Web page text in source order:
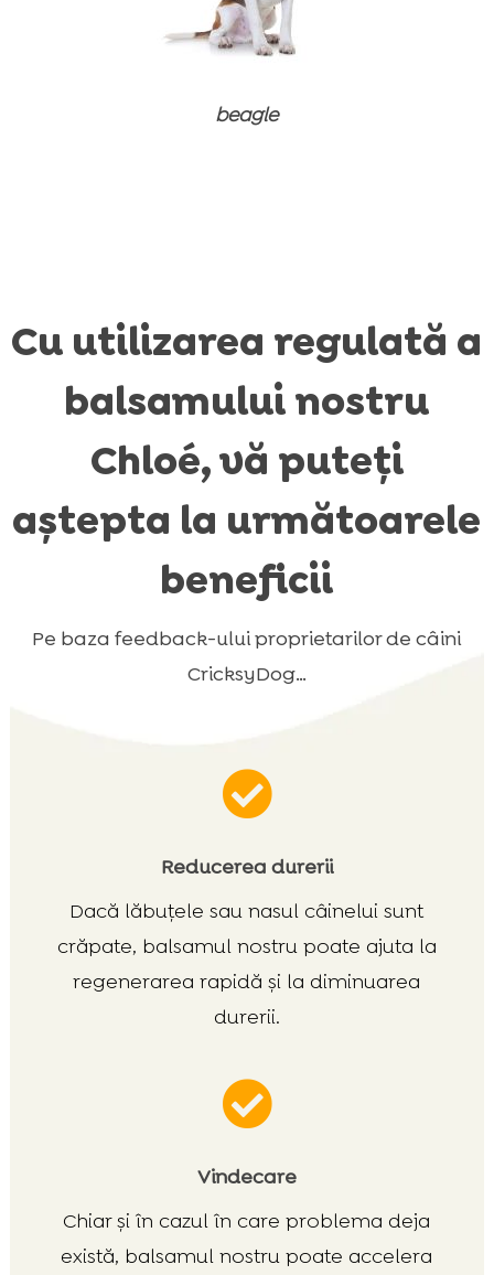
beagle
Cu utilizarea regulată a
balsamului nostru
Chloé, vă puteți
aștepta la următoarele
beneficii
Pe baza feedback-ului proprietarilor de câini
CricksyDog…

Reducerea durerii
Dacă lăbuțele sau nasul câinelui sunt
crăpate, balsamul nostru poate ajuta la
regenerarea rapidă și la diminuarea
durerii.

Vindecare
Chiar și în cazul în care problema deja
există, balsamul nostru poate accelera